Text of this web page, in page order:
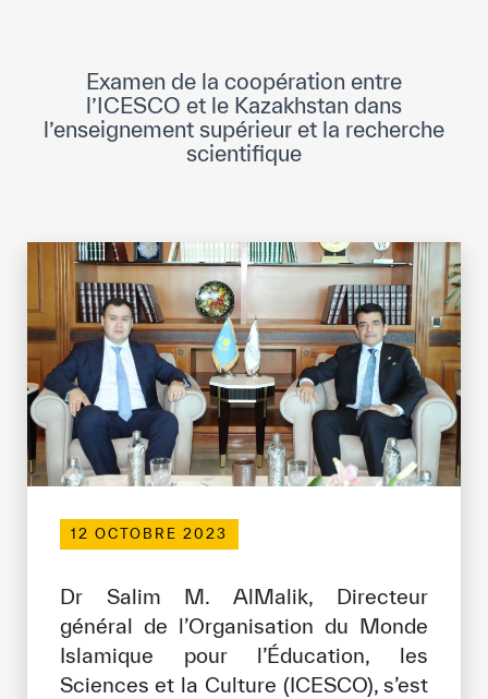
Normes Internationales de Qualité et
d’Excellence
Secrétariat Général
Partenariats
Notre impact
Objectifs de développement durable
Données et perspectives
Bibliothèque Numérique de l’ICESCO
Actualités et événements
Communiqués de presse
Examen de la coopération entre
l’ICESCO et le Kazakhstan dans
l’enseignement supérieur et la recherche
scientifique
12 OCTOBRE 2023
Dr Salim M. AlMalik, Directeur
général de l’Organisation du Monde
Islamique pour l’Éducation, les
Sciences et la Culture (ICESCO), s’est